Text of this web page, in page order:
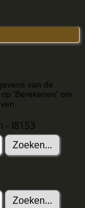
van de
'Berekenen' om
- I8153